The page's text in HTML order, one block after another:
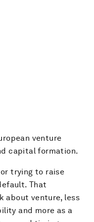
venture
capital formation.
trying to raise
That
about venture, less
and more as a